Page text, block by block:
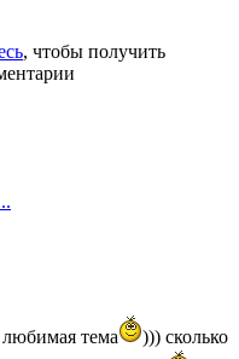
, чтобы получить
тема
))) сколько